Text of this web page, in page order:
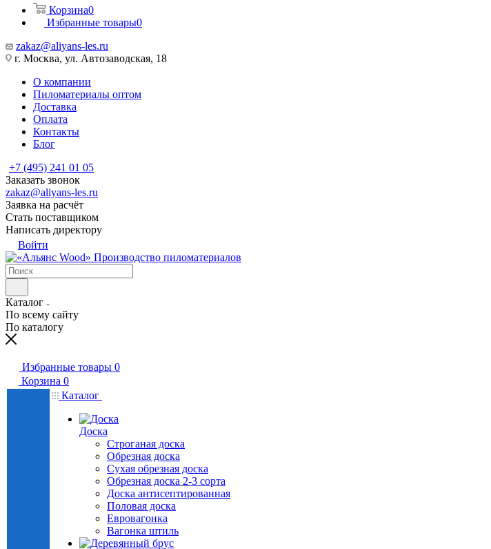
Корзина0
Избранные товары0
zakaz@aliyans-les.ru
г. Москва, ул. Автозаводская, 18
О компании
Пиломатериалы оптом
Доставка
Оплата
Контакты
Блог
+7 (495) 241 01 05
Заказать звонок
zakaz@aliyans-les.ru
Заявка на расчёт
Стать поставщиком
Написать директору
Войти
Производство пиломатериалов
Каталог
По всему сайту
По каталогу
Избранные товары 0
Корзина 0
Каталог
Доска
Строганая доска
Обрезная доска
Сухая обрезная доска
Обрезная доска 2-3 сорта
Доска антисептированная
Половая доска
Евровагонка
Вагонка штиль